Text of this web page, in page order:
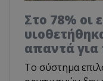
Στο 78% οι
απαντά για
Το σύστημα